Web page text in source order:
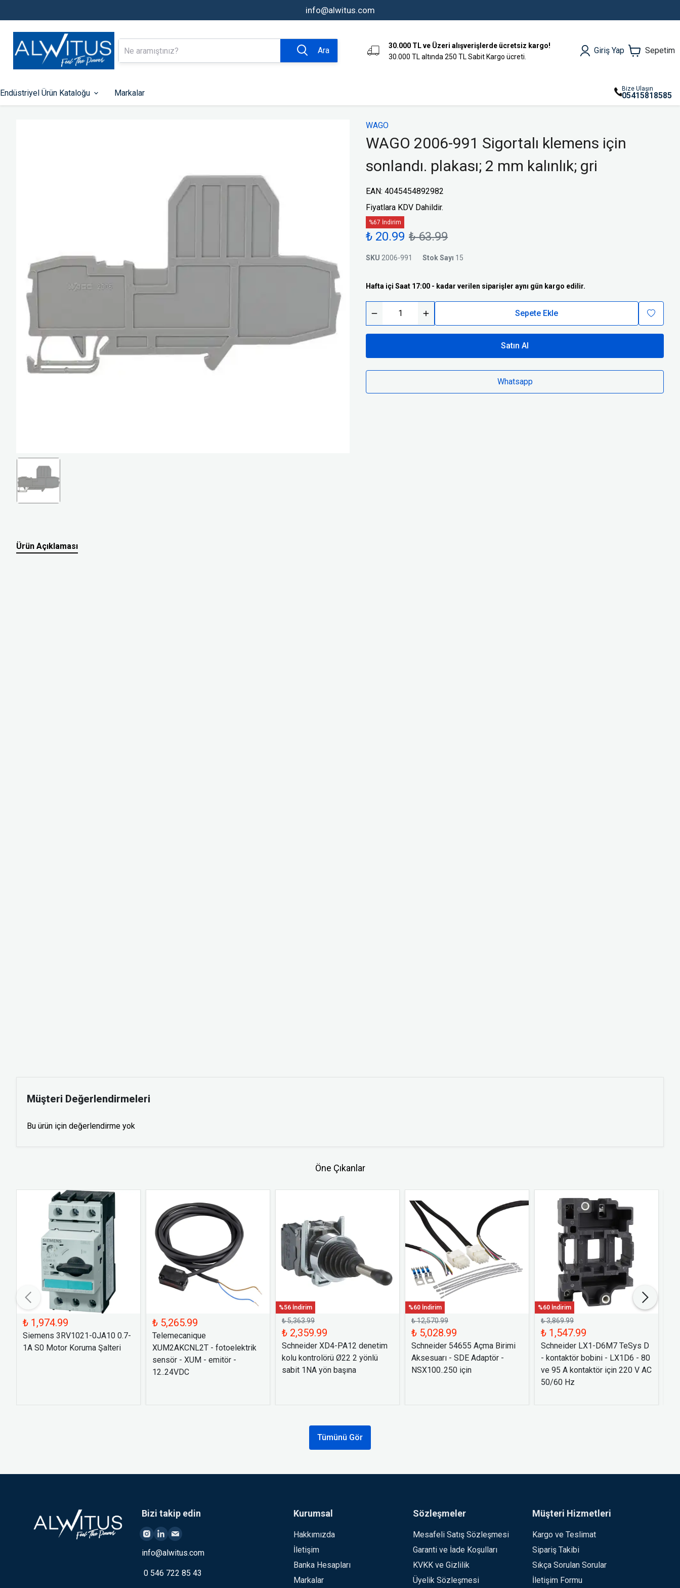
info@alwitus.com
Ara
30.000 TL ve Üzeri alışverişlerde ücretsiz kargo!
30.000 TL altında 250 TL Sabit Kargo ücreti.
Giriş Yap Sepetim
Endüstriyel Ürün Kataloğu
Fonksiyonlu Röleler
Hız Kontrol Cihazları
Kumanda Butonları ve Sinyal
Enerji Analizatörleri
Bağlantı Tekniği Ürünleri
Kumanda Kutuları
Endüstriyel Fiş ve Prizler
Endüktif Sensörler
Fotoelektrik Sensörler
Basınç Şalterleri
Markalar Bize Ulaşın
05415818585
WAGO
WAGO 2006-991 Sigortalı klemens için
sonlandı. plakası; 2 mm kalınlık; gri
EAN:4045454892982
Fiyatlara KDV Dahildir.
%67 İndirim
₺ 20.99 ₺ 63.99
SKU 2006-991 Stok Sayı 15
Hafta içi Saat 17:00 - kadar verilen siparişler aynı gün kargo edilir.
Sepete Ekle
Satın Al
Whatsapp
Ürün Açıklaması
Müşteri Değerlendirmeleri
Bu ürün için değerlendirme yok
Öne Çıkanlar
₺ 1,974.99
Siemens 3RV1021-0JA10 0.7-
1A S0 Motor Koruma Şalteri
₺ 5,265.99
Telemecanique
XUM2AKCNL2T - fotoelektrik
sensör - XUM - emitör -
12..24VDC
%56 İndirim
₺ 5,363.99
₺ 2,359.99
Schneider XD4-PA12 denetim
kolu kontrolörü Ø22 2 yönlü
sabit 1NA yön başına
%60 İndirim
₺ 12,570.99
₺ 5,028.99
Schneider 54655 Açma Birimi
Aksesuarı - SDE Adaptör -
NSX100..250 için
%60 İndirim
₺ 3,869.99
₺ 1,547.99
Schneider LX1-D6M7 TeSys D
- kontaktör bobini - LX1D6 - 80
ve 95 A kontaktör için 220 V AC
50/60 Hz
Tümünü Gör
Bizi takip edin
info@alwitus.com
0 546 722 85 43
Kurumsal
Hakkımızda
İletişim
Banka Hesapları
Markalar
Sözleşmeler
Mesafeli Satış Sözleşmesi
Garanti ve İade Koşulları
KVKK ve Gizlilik
Üyelik Sözleşmesi
Müşteri Hizmetleri
Kargo ve Teslimat
Sipariş Takibi
Sıkça Sorulan Sorular
İletişim Formu